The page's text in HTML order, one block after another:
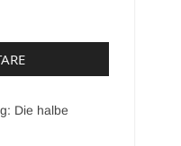
Die halbe